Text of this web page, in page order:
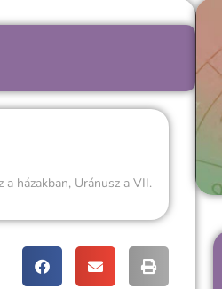
a házakban, Uránusz a VII.